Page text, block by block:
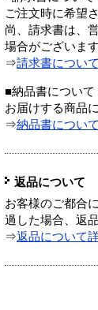
ご注文時に希望
尚、請求書は、
場合がございます
⇒請求書につい
■納品書について
お届けする商品
⇒納品書につい
返品について
お客様のご都合
過した場合、返
⇒返品について